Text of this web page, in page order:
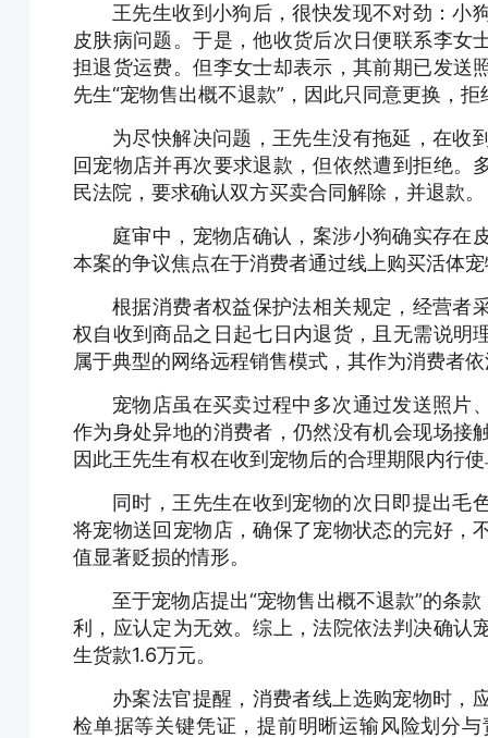
王先生收到小狗后，很快发现不对劲：小
皮肤病问题。于是，他收货后次日便联系李女
担退货运费。但李女士却表示，其前期已发送
先生“宠物售出概不退款”，因此只同意更换，拒
为尽快解决问题，王先生没有拖延，在收
回宠物店并再次要求退款，但依然遭到拒绝
民法院，要求确认双方买卖合同解除，并退款。
庭审中，宠物店确认，案涉小狗确实存在
本案的争议焦点在于消费者通过线上购买活体
根据消费者权益保护法相关规定，经营者
权自收到商品之日起七日内退货，且无需说明
属于典型的网络远程销售模式，其作为消费者
宠物店虽在买卖过程中多次通过发送照片
作为身处异地的消费者，仍然没有机会现场接
因此王先生有权在收到宠物后的合理期限内行
同时，王先生在收到宠物的次日即提出毛
将宠物送回宠物店，确保了宠物状态的完好，
值显著贬损的情形。
至于宠物店提出“宠物售出概不退款”的条
利，应认定为无效。综上，法院依法判决确认
生货款1.6万元。
办案法官提醒，消费者线上选购宠物时，
检单据等关键凭证，提前明晰运输风险划分